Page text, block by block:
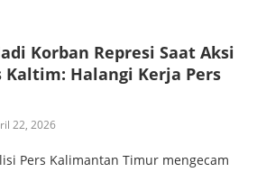
Korban Represi Saat Aksi
Kaltim: Halangi Kerja Pers
22, 2026
Pers Kalimantan Timur mengecam